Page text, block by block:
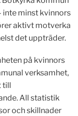
inte minst kvinnors
aktivt motverka
det uppträder.
på kvinnors
verksamhet,
till
All statistik
och skillnader